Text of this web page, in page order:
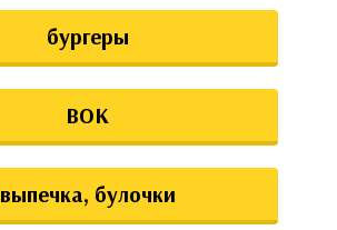
бургеры
ВОК
выпечка, булочки